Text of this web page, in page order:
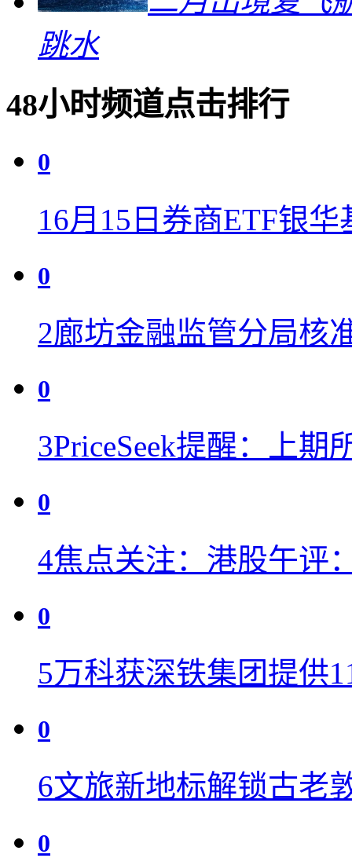
跳水
48小时频道点击排行
0
16月15日券商ETF银
0
2廊坊金融监管分局核
0
3PriceSeek提醒：上期
0
4焦点关注：港股午评
0
5万科获深铁集团提供
0
6文旅新地标解锁古老
0